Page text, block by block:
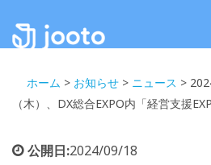
ホーム > お知らせ > ニュース >
（木）、DX総合EXPO内「経営支援
公開日:2024/09/18